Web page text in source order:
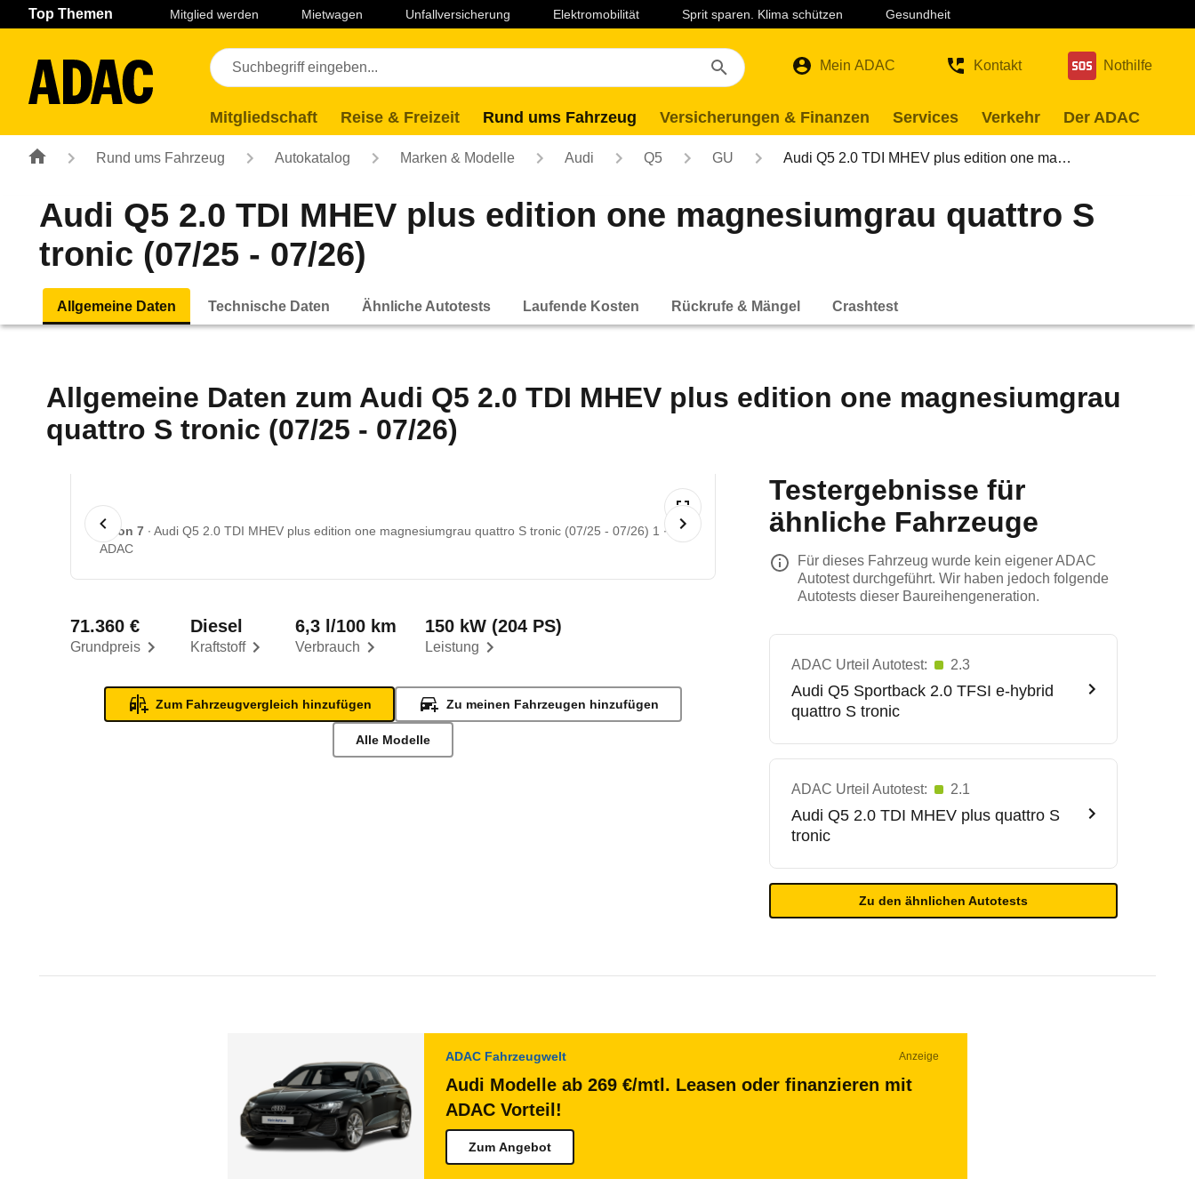
Navigation Seiteninhalt Fußzeile
Top Themen Mitglied werden Mietwagen Unfallversicherung Elektromobilität Sprit sparen. Klima schützen Gesundheit
Mein ADAC Kontakt Nothilfe
Mitgliedschaft Reise & Freizeit Rund ums Fahrzeug Versicherungen & Finanzen Services Verkehr Der ADAC
Rund ums Fahrzeug Autokatalog Marken & Modelle Audi Q5 GU Audi Q5 2.0 TDI MHEV plus edition one ma…
Audi Q5 2.0 TDI MHEV plus edition one magnesiumgrau quattro S
tronic (07/25 - 07/26)
Allgemeine Daten Technische Daten Ähnliche Autotests Laufende Kosten Rückrufe & Mängel Crashtest
Allgemeine Daten zum Audi Q5 2.0 TDI MHEV plus edition one magnesiumgrau
quattro S tronic (07/25 - 07/26)
1 von 7 Audi Q5 2.0 TDI MHEV plus edition one magnesiumgrau quattro S tronic (07/25 - 07/26) 1
©
ADAC
Grundpreis
71.360 €
Kraftstoff
Diesel
Verbrauch
6,3 l/100 km
Leistung
150 kW (204 PS)
Zum Fahrzeugvergleich hinzufügen Zu meinen Fahrzeugen hinzufügen
Alle Modelle
Testergebnisse für
ähnliche Fahrzeuge
Für dieses Fahrzeug wurde kein eigener ADAC
Autotest durchgeführt. Wir haben jedoch folgende
Autotests dieser Baureihengeneration.
ADAC Urteil Autotest: 2.3
Audi Q5 Sportback 2.0 TFSI e-hybrid
quattro S tronic
ADAC Urteil Autotest: 2.1
Audi Q5 2.0 TDI MHEV plus quattro S
tronic
Zu den ähnlichen Autotests
ADAC Fahrzeugwelt Anzeige
Audi Modelle ab 269 €/mtl. Leasen oder finanzieren mit
ADAC Vorteil!
Zum Angebot